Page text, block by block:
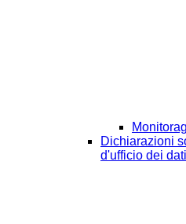
Dichiarazioni
d'ufficio dei dati